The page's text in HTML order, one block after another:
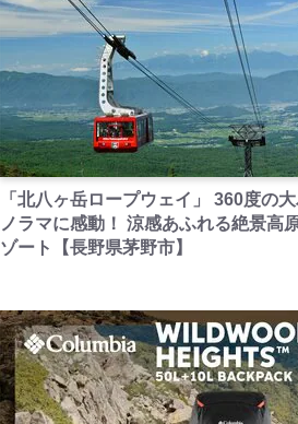
「北八ヶ岳ロープウェイ」 360度の
ノラマに感動！ 涼感あふれる絶景高
ゾート【長野県茅野市】